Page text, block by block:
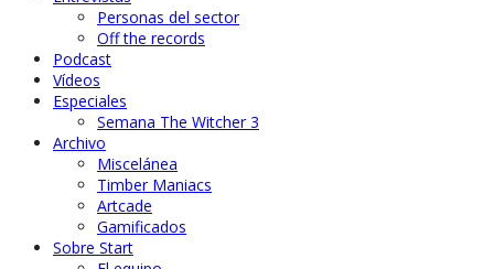
Personas del sector
Off the records
Podcast
Vídeos
Especiales
Semana The Witcher 3
Archivo
Miscelánea
Timber Maniacs
Artcade
Gamificados
Sobre Start